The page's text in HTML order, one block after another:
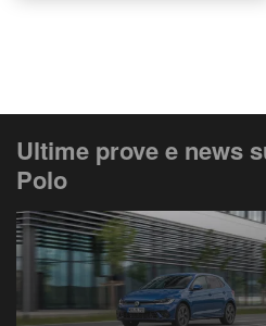
Ultime prove e news
Polo